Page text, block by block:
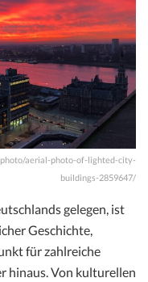
photo/aerial-photo-of-lighted-city-
buildings-2859647/
gelegen, ist
Geschichte,
für zahlreiche
hinaus. Von kulturellen